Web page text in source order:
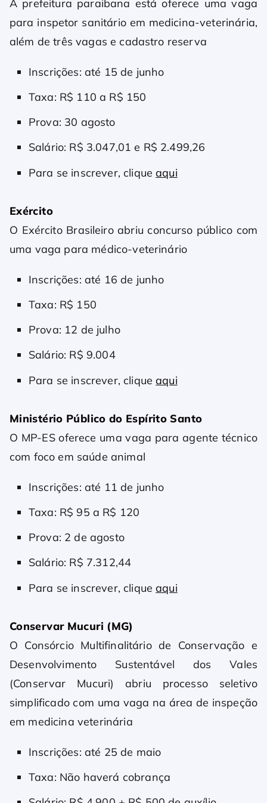
A prefeitura paraibana está oferece uma vaga
para inspetor sanitário em medicina-veterinária,
além de três vagas e cadastro reserva
Inscrições: até 15 de junho
Taxa: R$ 110 a R$ 150
Prova: 30 agosto
Salário: R$ 3.047,01 e R$ 2.499,26
Para se inscrever, cliqueaqui
Exército
O Exército Brasileiro abriu concurso público com
uma vaga para médico-veterinário
Inscrições: até 16 de junho
Taxa: R$ 150
Prova: 12 de julho
Salário: R$ 9.004
Para se inscrever, cliqueaqui
Ministério Público do Espírito Santo
O MP-ES oferece uma vaga para agente técnico
com foco em saúde animal
Inscrições: até 11 de junho
Taxa: R$ 95 a R$ 120
Prova: 2 de agosto
Salário: R$ 7.312,44
Para se inscrever, cliqueaqui
Conservar Mucuri (MG)
O Consórcio Multifinalitário de Conservação e
Desenvolvimento Sustentável dos Vales
(Conservar Mucuri) abriu processo seletivo
simplificado com uma vaga na área de inspeção
em medicina veterinária
Inscrições: até 25 de maio
Taxa: Não haverá cobrança